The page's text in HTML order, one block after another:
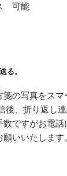
可能
る。
の写真をスマ
後、折り返し連
ですがお電話
いいたします